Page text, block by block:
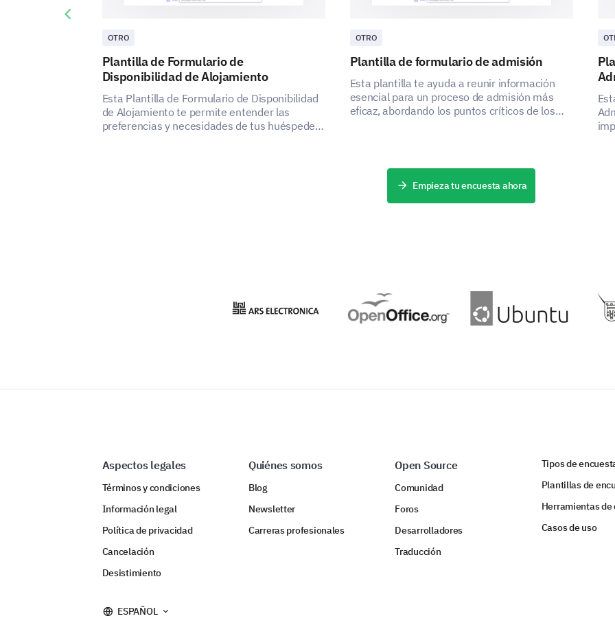
OTRO
Plantilla de Formulario de
Disponibilidad de Alojamiento
Esta Plantilla de Formulario de Disponibilidad
de Alojamiento te permite entender las
preferencias y necesidades de tus huéspedes,
OTRO
Plantilla de formulario de admisión
Esta plantilla te ayuda a reunir información
esencial para un proceso de admisión más
eficaz, abordando los puntos críticos de los
Previous slide
Empieza tu encuesta ahora
Aspectos legales
Términos y condiciones
Información legal
Política de privacidad
Cancelación
Desistimiento
Quiénes somos
Blog
Newsletter
Carreras profesionales
Open Source
Comunidad
Foros
Desarrolladores
Traducción
Tipos de
Plantillas de
Herramientas de
Casos de uso
ESPAÑOL